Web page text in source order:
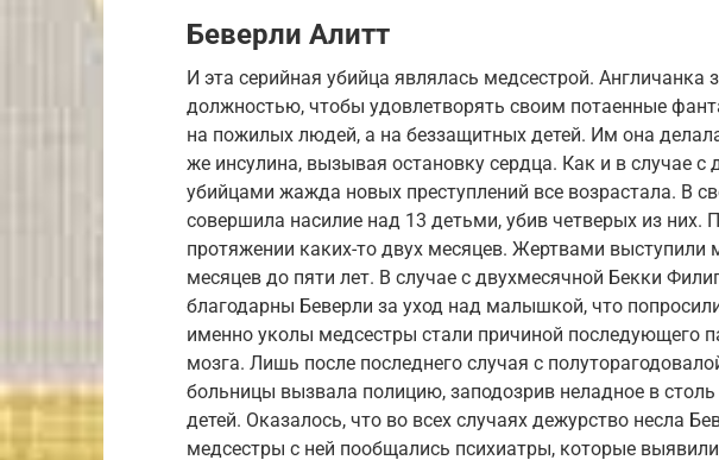
Беверли Алитт
И эта серийная убийца являлась медсестрой. Англичанка
должностью, чтобы удовлетворять своим пoтaeнные
на пожилых людей, а на беззащитных детей. Им она
же инсулина, вызывая остановку сердца. Как и в случае с
убийцами жажда новых преступлений все возрастала. В
совершила нacилие над 13 детьми, убив четверых из них.
протяжении каких-то двух месяцев. Жертвами выступили
месяцев до пяти лет. В случае с двухмесячной Бекки
благодарны Беверли за уход над малышкой, что
именно уколы медсестры стали причиной последующего
мозга. Лишь после последнего случая с
больницы вызвала полицию, заподозрив неладное в столь
детей. Оказалось, что во всех случаях дежурство несла
медсестры с ней пообщались психиатры, которые